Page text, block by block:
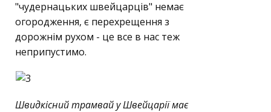
"чудернацьких швейцарців" немає
огородження, є перехрещення з
дорожнім рухом - це все в нас теж
неприпустимо.
Швидкісний трамвай у Швейцарії має